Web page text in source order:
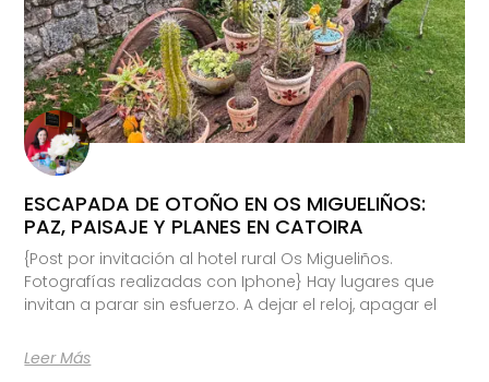
ESCAPADA DE OTOÑO EN OS MIGUELIÑOS:
PAZ, PAISAJE Y PLANES EN CATOIRA
{Post por invitación al hotel rural Os Migueliños.
Fotografías realizadas con Iphone} Hay lugares que
invitan a parar sin esfuerzo. A dejar el reloj, apagar el
Leer Más